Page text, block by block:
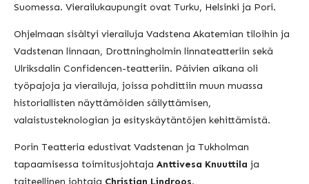
Suomessa. Vierailukaupungit ovat Turku, Helsinki ja Pori.
Ohjelmaan sisältyi vierailuja Vadstena Akatemian tiloihin ja
Vadstenan linnaan, Drottningholmin linnateatteriin sekä
Ulriksdalin Confidencen-teatteriin. Päivien aikana oli
työpajoja ja vierailuja, joissa pohdittiin muun muassa
historiallisten näyttämöiden säilyttämisen,
valaistusteknologian ja esityskäytäntöjen kehittämistä.
Porin Teatteria edustivat Vadstenan ja Tukholman
tapaamisessa toimitusjohtaja Anttivesa Knuuttila ja
taiteellinen johtaja Christian Lindroos.